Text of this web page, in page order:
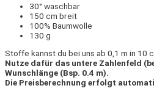
30° waschbar
150 cm breit
100% Baumwolle
130 g
Stoffe kannst du bei uns ab 0,1 m in 10
Nutze dafür das untere Zahlenfeld
Wunschlänge (Bsp. 0.4 m).
Die Preisberechnung erfolgt